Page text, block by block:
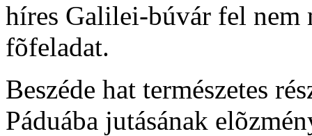
híres Galilei-búvár fel nem
fõfeladat.
Beszéde hat természetes
Páduába jutásának